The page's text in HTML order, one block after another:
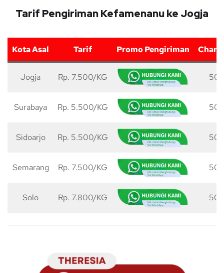
Tarif Pengiriman Kefamenanu ke Jogja
Kota Asal Tarif Promo Pengiriman
Jogja Rp. 7.500/KG 50
Surabaya Rp. 5.500/KG 50
Sidoarjo Rp. 5.500/KG 50
Semarang Rp. 7.500/KG 50
Solo Rp. 7.800/KG 50